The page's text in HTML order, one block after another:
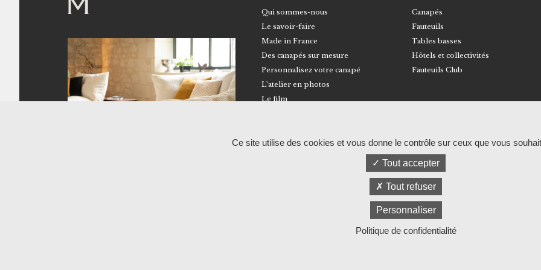
Qui sommes-nous
Le savoir-faire
Made in France
Des canapés sur mesure
Personnalisez votre canapé
L’atelier en photos
Le film
Canapés
Fauteuils
Tables basses
Hôtels et collectivités
Fauteuils Club
© RALPH M Mentions légales et politique de
Ce site utilise des cookies et vous donne le contrôle sur ceux que vous
Tout accepter
Tout refuser
Personnaliser
Politique de confidentialité